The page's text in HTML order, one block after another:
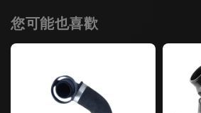
您可能也喜歡